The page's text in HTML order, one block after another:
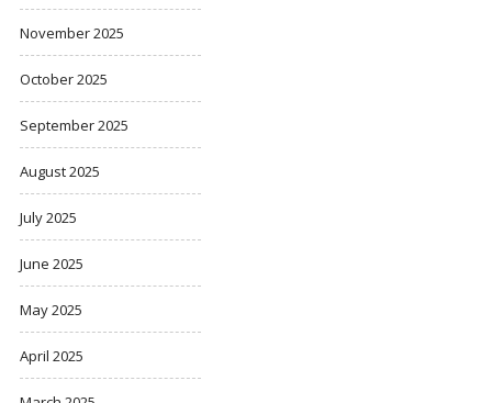
November 2025
October 2025
September 2025
August 2025
July 2025
June 2025
May 2025
April 2025